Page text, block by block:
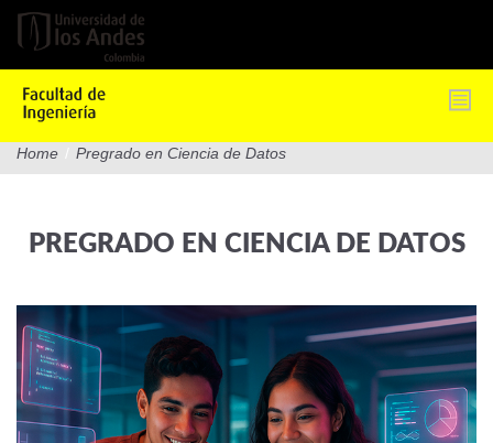
Pasar
contenido
Home / Pregrado en Ciencia de Datos
PREGRADO EN CIENCIA DE DATOS